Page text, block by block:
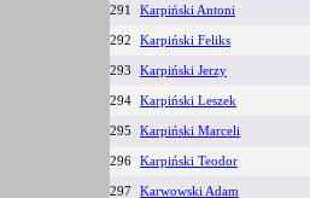
291 Karpiński Antoni
292 Karpiński Feliks
293 Karpiński Jerzy
294 Karpiński Leszek
295 Karpiński Marceli
296 Karpiński Teodor
297 Karwowski Adam